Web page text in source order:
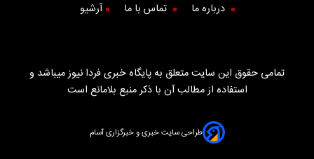
درباره ما تماس با ما آرشیو
تمامی حقوق این سایت متعلق به پایگاه خبری فردا نیوز میباشد و
استفاده از مطالب آن با ذکر منبع بلامانع است
طراحی سایت خبری و خبرگزاری آسام